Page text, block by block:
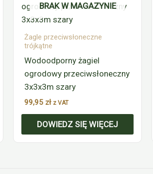
BRAK W MAGAZYNIE
Żagle przeciwsłoneczne
trójkątne
Wodoodporny żagiel
ogrodowy przeciwsłoneczny
3x3x3m szary
99,95 zł z VAT
DOWIEDZ SIĘ WIĘCEJ